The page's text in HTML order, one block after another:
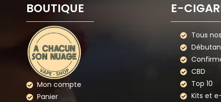
BOUTIQUE
Mon compte
Panier
E-
Tous
CBD
Top 10
Kits et